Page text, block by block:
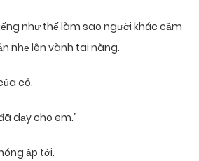
như thế làm sao người khác cảm
nhẹ lên vành tai nàng.
cô.
dạy cho em.”
ập tới.